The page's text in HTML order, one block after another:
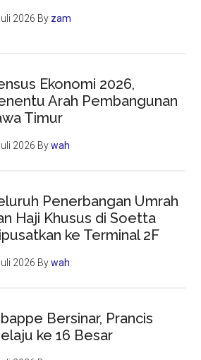
2026 By zam
Ekonomi 2026,
Arah Pembangunan
Timur
2026 Bywah
Penerbangan Umrah
Haji Khusus di Soetta
ke Terminal 2F
2026 Bywah
Bersinar, Prancis
ke 16 Besar